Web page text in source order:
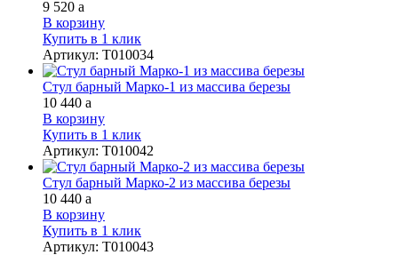
9 520 a
В корзину
Купить в 1 клик
Артикул: Т010034
Стул барный Марко-1 из массива березы
10 440 a
В корзину
Купить в 1 клик
Артикул: Т010042
Стул барный Марко-2 из массива березы
10 440 a
В корзину
Купить в 1 клик
Артикул: Т010043